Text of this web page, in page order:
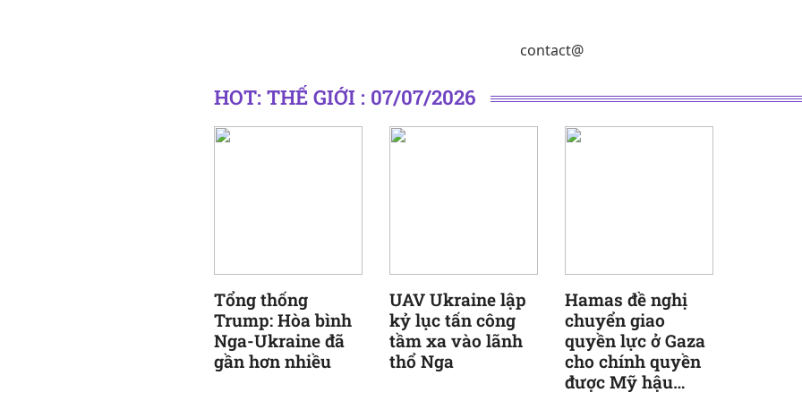
contact@
HOT: THẾ GIỚI : 07/07/2026
Tổng thống
Trump: Hòa bình
Nga-Ukraine đã
gần hơn nhiều
UAV Ukraine lập
kỷ lục tấn công
tầm xa vào lãnh
thổ Nga
Hamas đề nghị
chuyển giao
quyền lực ở Gaza
cho chính quyền
được Mỹ hậu